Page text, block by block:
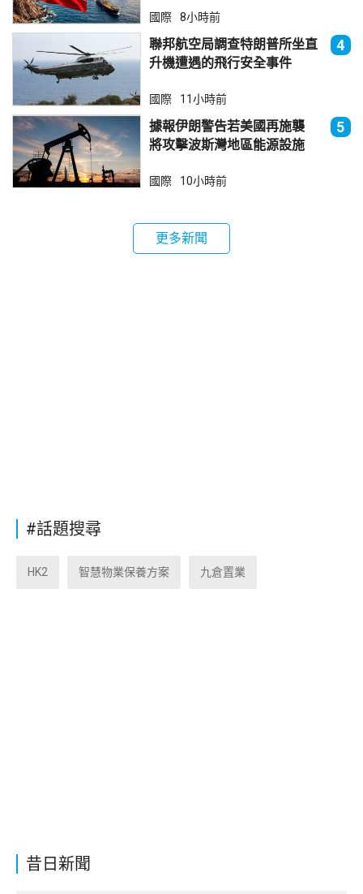
昔日新聞
國際 8小時前
聯邦航空局調查特朗普所坐直
升機遭遇的飛行安全事件
4
國際 11小時前
據報伊朗警告若美國再施襲
將攻擊波斯灣地區能源設施
5
國際 10小時前
更多新聞
#話題搜尋
HK2 智慧物業保養方案 九倉置業